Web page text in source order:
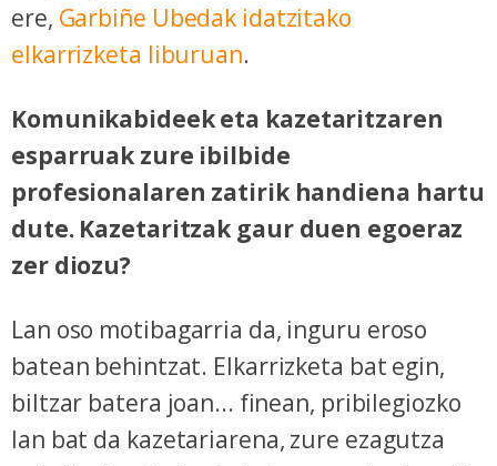
ere, Garbiñe Ubedak idatzitako
elkarrizketa liburuan.
Komunikabideek eta kazetaritzaren
esparruak zure ibilbide
profesionalaren zatirik handiena hartu
dute. Kazetaritzak gaur duen egoeraz
zer diozu?
Lan oso motibagarria da, inguru eroso
batean behintzat. Elkarrizketa bat egin,
biltzar batera joan... finean, pribilegiozko
lan bat da kazetariarena, zure ezagutza